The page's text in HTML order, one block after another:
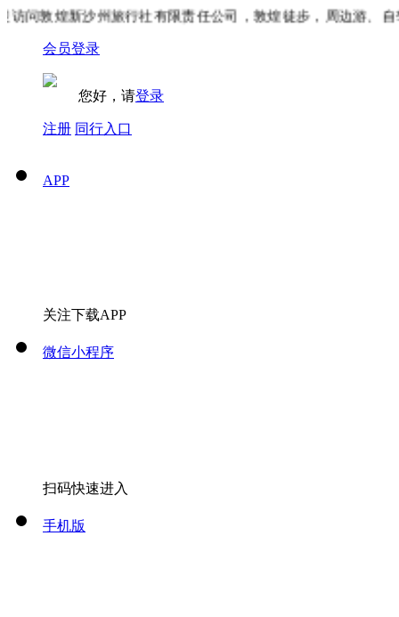
敦煌新沙州旅行社有限责任公司，敦煌徒步，周边游、自驾
会员登录
您好，请登录
注册 同行入口
APP
关注下载APP
微信小程序
扫码快速进入
手机版